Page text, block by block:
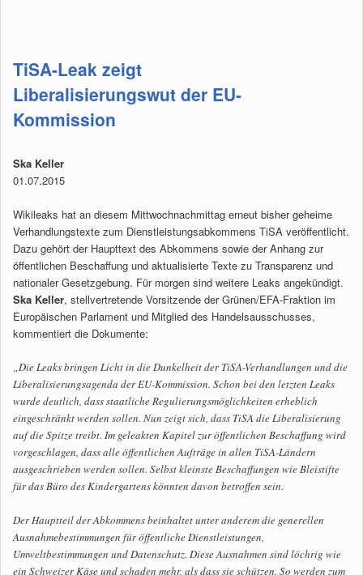
TiSA-Leak zeigt
Liberalisierungswut der EU-
Kommission
Ska Keller
01.07.2015
Wikileaks hat an diesem Mittwochnachmittag erneut bisher geheime
Verhandlungstexte zum Dienstleistungsabkommens TiSA veröffentlicht.
Dazu gehört der Haupttext des Abkommens sowie der Anhang zur
öffentlichen Beschaffung und aktualisierte Texte zu Transparenz und
nationaler Gesetzgebung. Für morgen sind weitere Leaks angekündigt.
Ska Keller, stellvertretende Vorsitzende der Grünen/EFA-Fraktion im
Europäischen Parlament und Mitglied des Handelsausschusses,
kommentiert die Dokumente:
„Die Leaks bringen Licht in die Dunkelheit der TiSA-Verhandlungen und die
Liberalisierungsagenda der EU-Kommission. Schon bei den letzten Leaks
wurde deutlich, dass staatliche Regulierungsmöglichkeiten erheblich
eingeschränkt werden sollen. Nun zeigt sich, dass TiSA die Liberalisierung
auf die Spitze treibt. Im geleakten Kapitel zur öffentlichen Beschaffung wird
vorgeschlagen, dass alle öffentlichen Aufträge in allen TiSA-Ländern
ausgeschrieben werden sollen. Selbst kleinste Beschaffungen wie Bleistifte
für das Büro des Kindergartens könnten davon betroffen sein.
Der Hauptteil der Abkommens beinhaltet unter anderem die generellen
Ausnahmebestimmungen für öffentliche Dienstleistungen,
Umweltbestimmungen und Datenschutz. Diese Ausnahmen sind löchrig wie
ein Schweizer Käse und schaden mehr, als dass sie schützen. So werden zum